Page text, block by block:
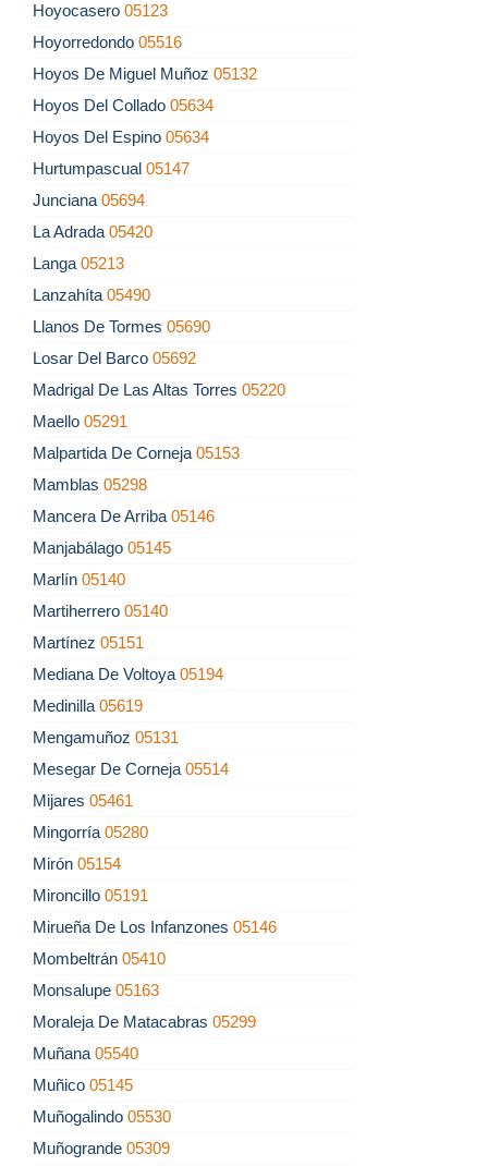
Hoyocasero 05123
Hoyorredondo 05516
Hoyos De Miguel Muñoz 05132
Hoyos Del Collado 05634
Hoyos Del Espino 05634
Hurtumpascual 05147
Junciana 05694
La Adrada 05420
Langa 05213
Lanzahíta 05490
Llanos De Tormes 05690
Losar Del Barco 05692
Madrigal De Las Altas Torres 05220
Maello 05291
Malpartida De Corneja 05153
Mamblas 05298
Mancera De Arriba 05146
Manjabálago 05145
Marlín 05140
Martiherrero 05140
Martínez 05151
Mediana De Voltoya 05194
Medinilla 05619
Mengamuñoz 05131
Mesegar De Corneja 05514
Mijares 05461
Mingorría 05280
Mirón 05154
Mironcillo 05191
Mirueña De Los Infanzones 05146
Mombeltrán 05410
Monsalupe 05163
Moraleja De Matacabras 05299
Muñana 05540
Muñico 05145
Muñogalindo 05530
Muñogrande 05309